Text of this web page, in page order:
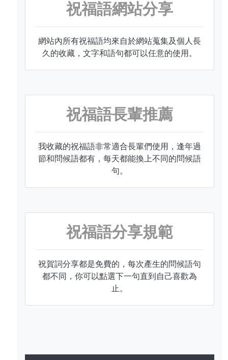
祝福語網站分享
網站內所有祝福語均來自於網站蒐集及個人長
久的收藏，文字和語句都可以任意的使用。
祝福語長輩推薦
我收藏的祝福語非常適合長輩們使用，逢年過
節和問候語都有，每天都能換上不同的問候語
句。
祝福語分享規範
祝賀詞分享都是免費的，每次產生的問候語句
都不同，你可以點選下一句直到自己喜歡為
止。